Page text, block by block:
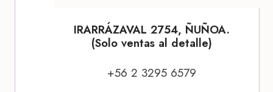
IRARRÁZAVAL 2754, ÑUÑOA.
(Solo ventas al detalle)
+56 2 3295 6579